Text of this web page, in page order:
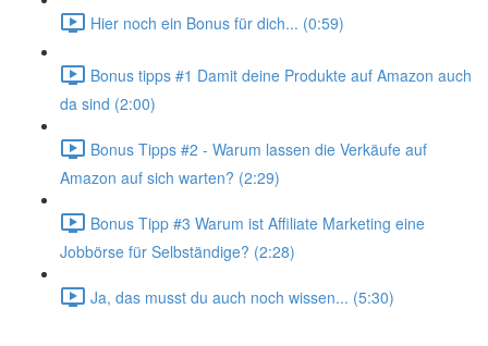
Hier noch ein Bonus für dich... (0:59)
Bonus tipps #1 Damit deine Produkte auf Amazon auch
da sind (2:00)
Bonus Tipps #2 - Warum lassen die Verkäufe auf
Amazon auf sich warten? (2:29)
Bonus Tipp #3 Warum ist Affiliate Marketing eine
Jobbörse für Selbständige? (2:28)
Ja, das musst du auch noch wissen... (5:30)